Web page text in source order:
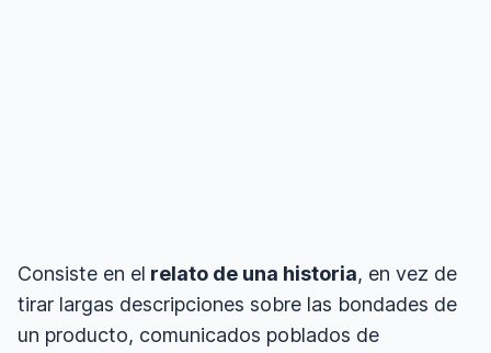
Consiste en el relato de una historia, en vez de
tirar largas descripciones sobre las bondades de
un producto, comunicados poblados de